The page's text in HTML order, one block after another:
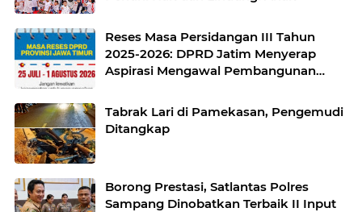
Reses Masa Persidangan III Tahun
2025-2026: DPRD Jatim Menyerap
Aspirasi Mengawal Pembangunan
Tabrak Lari di Pamekasan, Pengemudi
Ditangkap
Borong Prestasi, Satlantas Polres
Sampang Dinobatkan Terbaik II Input